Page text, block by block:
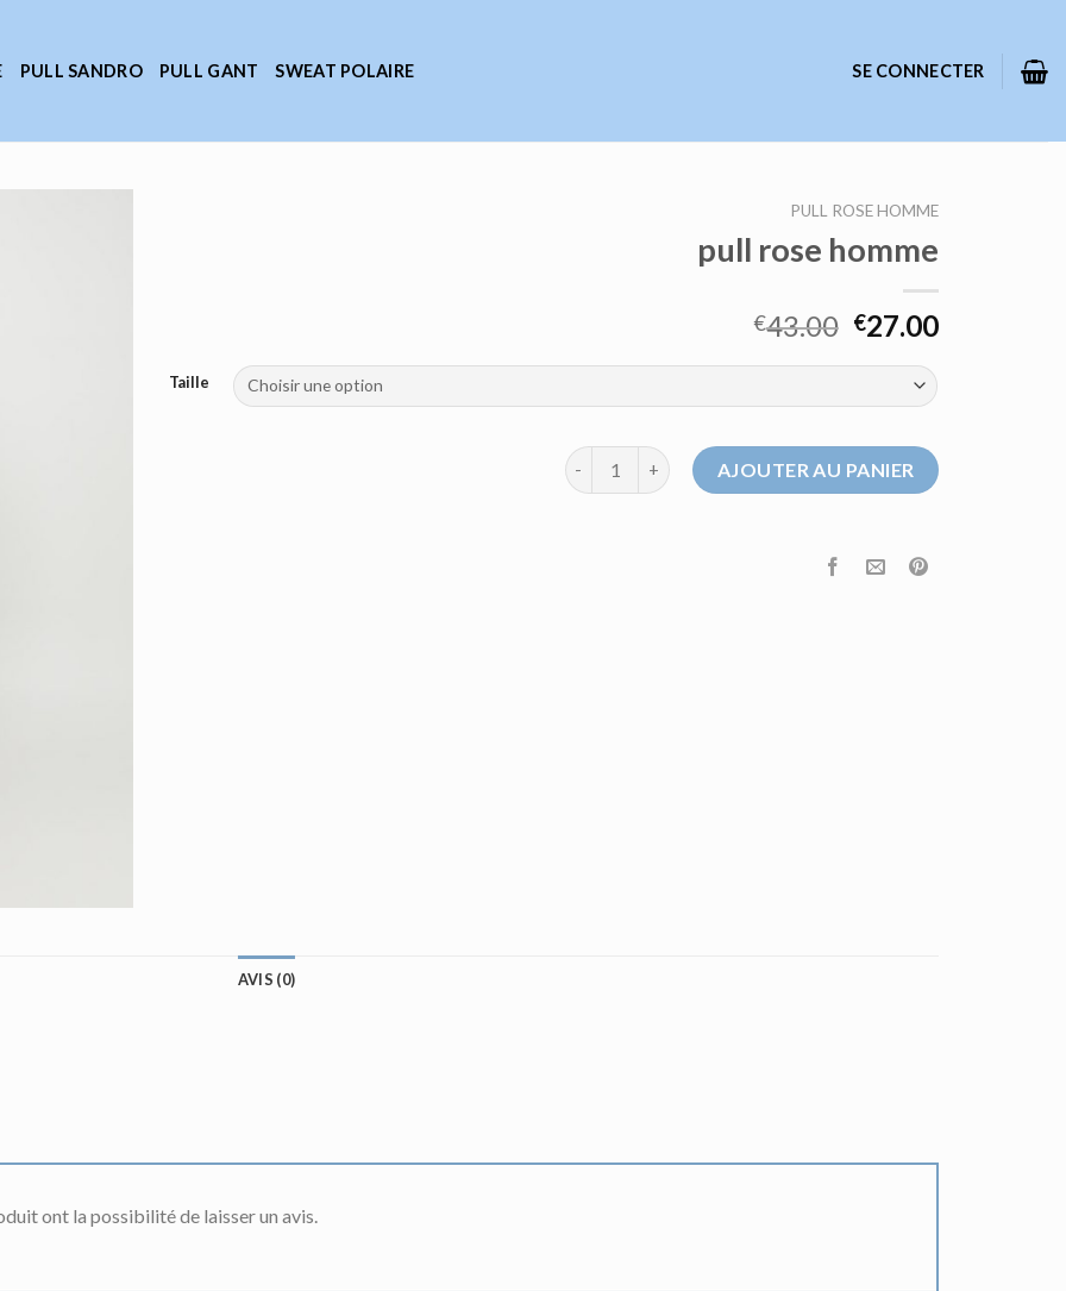
PULL SANDRO PULL GANT SWEAT POLAIRE SE CONNECTER
PULL ROSE HOMME
pull rose homme
€43.00 €27.00
Taille
quantité de pull rose hommeAJOUTER AU PANIER
AVIS (0)
ont la possibilité de laisser un avis.